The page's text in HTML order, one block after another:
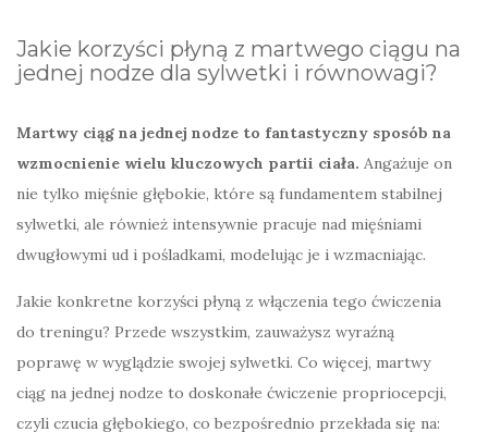
Jakie korzyści płyną z martwego ciągu na
jednej nodze dla sylwetki i równowagi?
Martwy ciąg na jednej nodze to fantastyczny sposób na
wzmocnienie wielu kluczowych partii ciała. Angażuje on
nie tylko mięśnie głębokie, które są fundamentem stabilnej
sylwetki, ale również intensywnie pracuje nad mięśniami
dwugłowymi ud i pośladkami, modelując je i wzmacniając.
Jakie konkretne korzyści płyną z włączenia tego ćwiczenia
do treningu? Przede wszystkim, zauważysz wyraźną
poprawę w wyglądzie swojej sylwetki. Co więcej, martwy
ciąg na jednej nodze to doskonałe ćwiczenie propriocepcji,
czyli czucia głębokiego, co bezpośrednio przekłada się na: